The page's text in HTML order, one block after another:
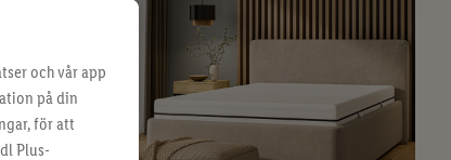
och vår app
på din
för att
Plus-